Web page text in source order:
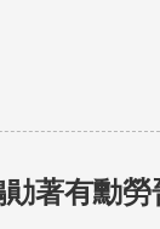
著有勳